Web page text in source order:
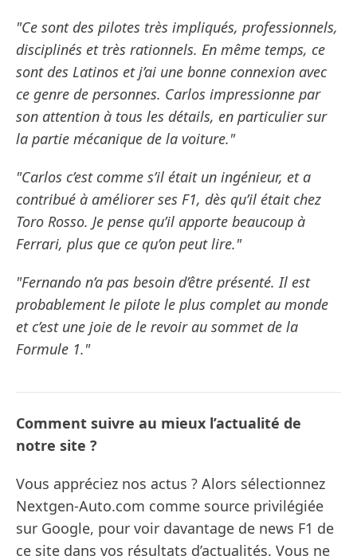
"Ce sont des pilotes très impliqués, professionnels,
disciplinés et très rationnels. En même temps, ce
sont des Latinos et j’ai une bonne connexion avec
ce genre de personnes. Carlos impressionne par
son attention à tous les détails, en particulier sur
la partie mécanique de la voiture."
"Carlos c’est comme s’il était un ingénieur, et a
contribué à améliorer ses F1, dès qu’il était chez
Toro Rosso. Je pense qu’il apporte beaucoup à
Ferrari, plus que ce qu’on peut lire."
"Fernando n’a pas besoin d’être présenté. Il est
probablement le pilote le plus complet au monde
et c’est une joie de le revoir au sommet de la
Formule 1."
Comment suivre au mieux l’actualité de
notre site ?
Vous appréciez nos actus ? Alors sélectionnez
Nextgen-Auto.com comme source privilégiée
sur Google, pour voir davantage de news F1 de
ce site dans vos résultats d’actualités. Vous ne